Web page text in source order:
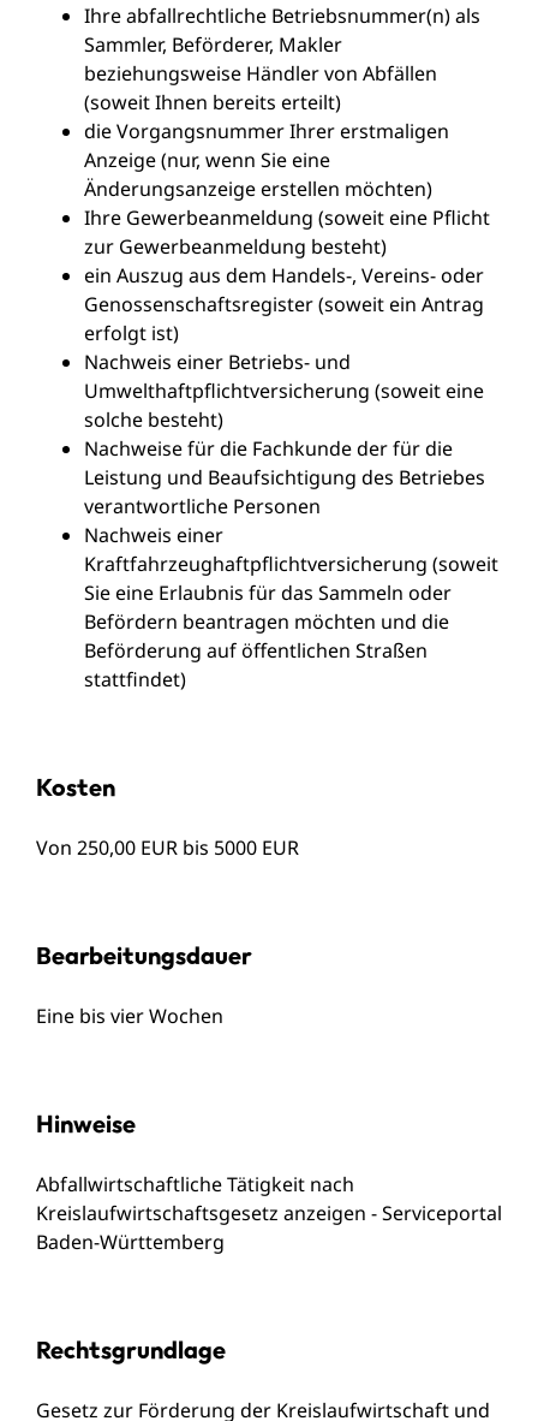
Ihre abfallrechtliche Betriebsnummer(n) als
Sammler, Beförderer, Makler
beziehungsweise Händler von Abfällen
(soweit Ihnen bereits erteilt)
die Vorgangsnummer Ihrer erstmaligen
Anzeige (nur, wenn Sie eine
Änderungsanzeige erstellen möchten)
Ihre Gewerbeanmeldung (soweit eine Pflicht
zur Gewerbeanmeldung besteht)
ein Auszug aus dem Handels-, Vereins- oder
Genossenschaftsregister (soweit ein Antrag
erfolgt ist)
Nachweis einer Betriebs- und
Umwelthaftpflichtversicherung (soweit eine
solche besteht)
Nachweise für die Fachkunde der für die
Leistung und Beaufsichtigung des Betriebes
verantwortliche Personen
Nachweis einer
Kraftfahrzeughaftpflichtversicherung (soweit
Sie eine Erlaubnis für das Sammeln oder
Befördern beantragen möchten und die
Beförderung auf öffentlichen Straßen
stattfindet)
Kosten
Von 250,00 EUR bis 5000 EUR
Bearbeitungsdauer
Eine bis vier Wochen
Hinweise
Abfallwirtschaftliche Tätigkeit nach
Kreislaufwirtschaftsgesetz anzeigen - Serviceportal
Baden-Württemberg
Rechtsgrundlage
Gesetz zur Förderung der Kreislaufwirtschaft und